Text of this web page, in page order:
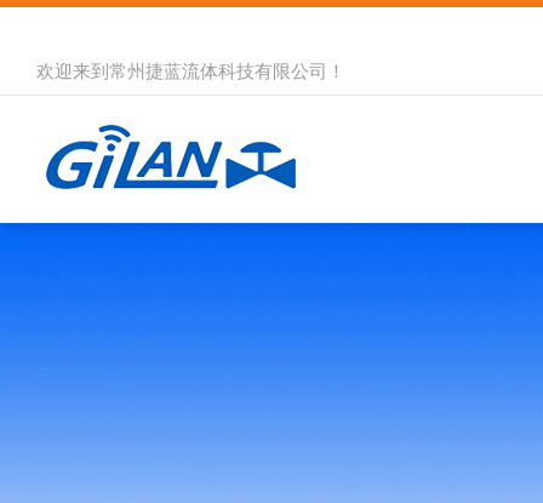
欢迎来到 常州捷蓝流体科技有限公司 ！